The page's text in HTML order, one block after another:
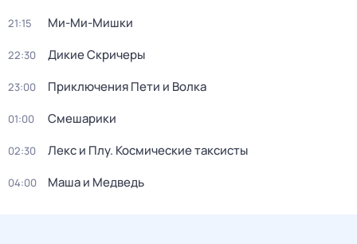
21:15 Ми-Ми-Мишки
22:30 Дикие Скричеры
23:00 Приключения Пети и Волка
01:00 Смешарики
02:30 Лекс и Плу. Космические таксисты
04:00 Маша и Медведь